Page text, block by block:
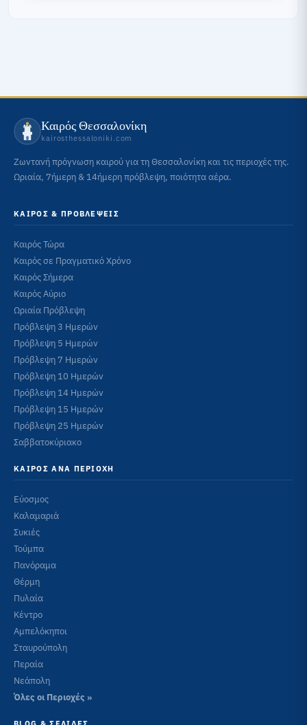
Καιρός Θεσσαλονίκη
kairosthessaloniki.com
Ζωντανή πρόγνωση καιρού για τη Θεσσαλονίκη και τις περιοχές της.
Ωριαία, 7ήμερη & 14ήμερη πρόβλεψη, ποιότητα αέρα.
ΚΑΙΡΌΣ & ΠΡΟΒΛΈΨΕΙΣ
Καιρός Τώρα
Καιρός σε Πραγματικό Χρόνο
Καιρός Σήμερα
Καιρός Αύριο
Ωριαία Πρόβλεψη
Πρόβλεψη 3 Ημερών
Πρόβλεψη 5 Ημερών
Πρόβλεψη 7 Ημερών
Πρόβλεψη 10 Ημερών
Πρόβλεψη 14 Ημερών
Πρόβλεψη 15 Ημερών
Πρόβλεψη 25 Ημερών
Σαββατοκύριακο
ΚΑΙΡΌΣ ΑΝΆ ΠΕΡΙΟΧΉ
Εύοσμος
Καλαμαριά
Συκιές
Τούμπα
Πανόραμα
Θέρμη
Πυλαία
Κέντρο
Αμπελόκηποι
Σταυρούπολη
Περαία
Νεάπολη
Όλες οι Περιοχές »